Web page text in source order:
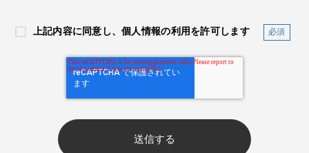
上記内容に同意し、個人情報の利用を許可します